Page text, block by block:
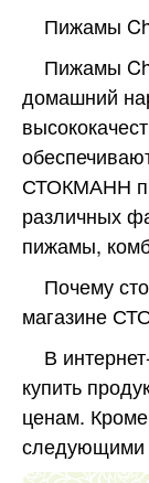
Пижамы
Пижамы
домашний
СТОКМАНН
различных
пижамы,
Почему
магазине
В
купить
ценам.
следующими